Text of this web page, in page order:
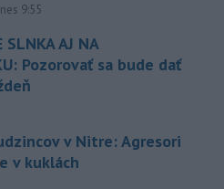
9:55
SLNKA AJ NA
Pozorovať sa bude dať
v Nitre: Agresori
v kuklách